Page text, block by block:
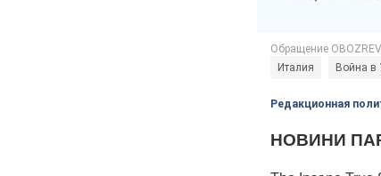
Италия Война в
Редакционная